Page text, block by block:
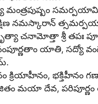
మంత్రపుష్పం
నమస్కారాన్
చనామోత్తా శ్రీ తపః
యాతి, సద్యో
క్రియాహీనం, భక్తిహీనం
మయా దేవ, పరిపూర్ణం